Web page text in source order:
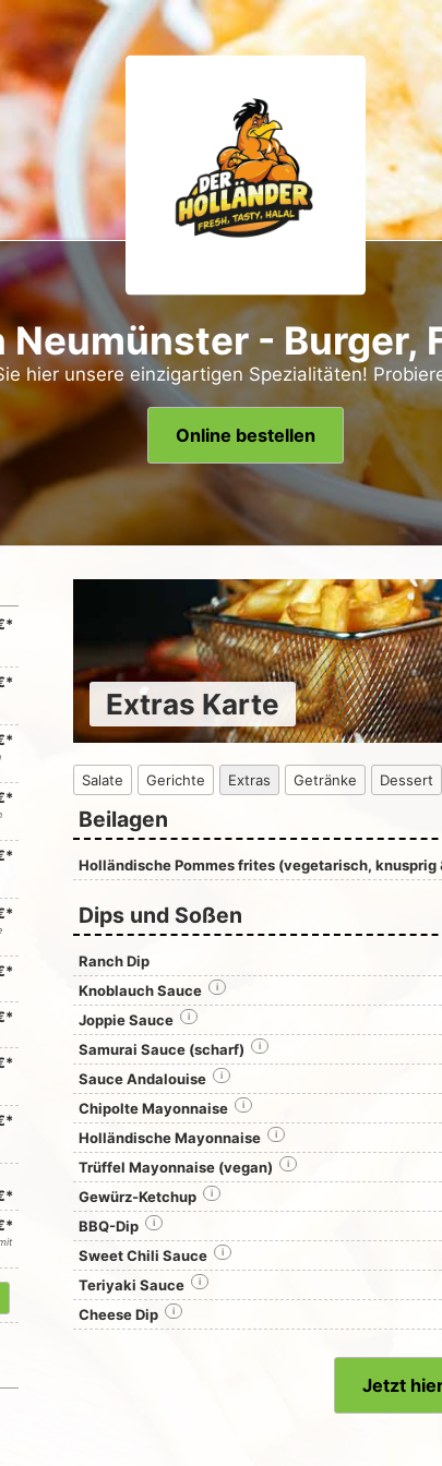
Neumünster - Burger,
hier unsere einzigartigen Spezialitäten!
Online bestellen
Extras Karte
Salate Gerichte Extras Getränke Dessert
Beilagen
Holländische Pommes frites (vegetarisch, knusprig
Dips und Soßen
Ranch Dip
Knoblauch Sauce
i
Joppie Sauce i
Samurai Sauce (scharf) i
Sauce Andalouise i
Chipolte Mayonnaise i
Holländische Mayonnaise i
Trüffel Mayonnaise (vegan) i
Gewürz-Ketchup i
BBQ-Dip i
Sweet Chili Sauce i
Teriyaki Sauce i
Cheese Dip i
Jetzt